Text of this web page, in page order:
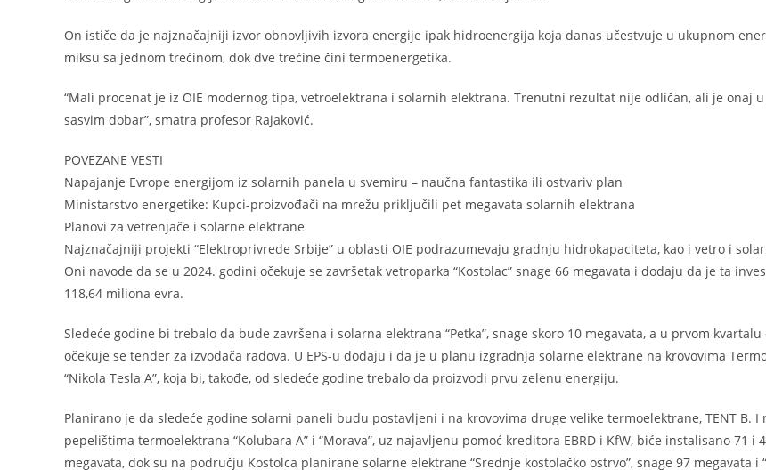
On ističe da je najznačajniji izvor obnovljivih izvora energije ipak hidroenergija koja danas učestvuje u ukupnom
miksu sa jednom trećinom, dok dve trećine čini termoenergetika.
“Mali procenat je iz OIE modernog tipa, vetroelektrana i solarnih elektrana. Trenutni rezultat nije odličan, ali je onaj
sasvim dobar”, smatra profesor Rajaković.
POVEZANE VESTI
Napajanje Evrope energijom iz solarnih panela u svemiru – naučna fantastika ili ostvariv plan
Ministarstvo energetike: Kupci-proizvođači na mrežu priključili pet megavata solarnih elektrana
Planovi za vetrenjače i solarne elektrane
Najznačajniji projekti “Elektroprivrede Srbije” u oblasti OIE podrazumevaju gradnju hidrokapaciteta, kao i vetro i
Oni navode da se u 2024. godini očekuje se završetak vetroparka “Kostolac” snage 66 megavata i dodaju da je ta
118,64 miliona evra.
Sledeće godine bi trebalo da bude završena i solarna elektrana “Petka”, snage skoro 10 megavata, a u prvom kvartalu
očekuje se tender za izvođača radova. U EPS-u dodaju i da je u planu izgradnja solarne elektrane na krovovima
“Nikola Tesla A”, koja bi, takođe, od sledeće godine trebalo da proizvodi prvu zelenu energiju.
Planirano je da sledeće godine solarni paneli budu postavljeni i na krovovima druge velike termoelektrane, TENT B. I
pepelištima termoelektrana “Kolubara A” i “Morava”, uz najavljenu pomoć kreditora EBRD i KfW, biće instalisano 71 i
megavata, dok su na području Kostolca planirane solarne elektrane “Srednje kostolačko ostrvo”, snage 97 megavata i